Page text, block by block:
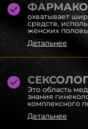
охватывает
средств,
женских
Детальнее
Это область
знания
комплексного
Детальнее